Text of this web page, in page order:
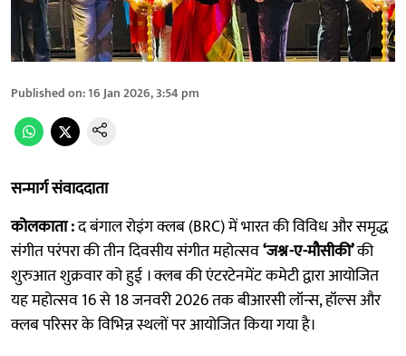
Published on:16 Jan 2026, 3:54 pm
सन्मार्ग संवाददाता
कोलकाता :द बंगाल रोइंग क्लब (BRC) में भारत की विविध और समृद्ध
संगीत परंपरा की तीन दिवसीय संगीत महोत्सव‘जश्न-ए-मौसीकी’की
शुरुआत शुक्रवार को हुई । क्लब की एंटरटेनमेंट कमेटी द्वारा आयोजित
यह महोत्सव 16 से 18 जनवरी 2026 तक बीआरसी लॉन्स, हॉल्स और
क्लब परिसर के विभिन्न स्थलों पर आयोजित किया गया है।